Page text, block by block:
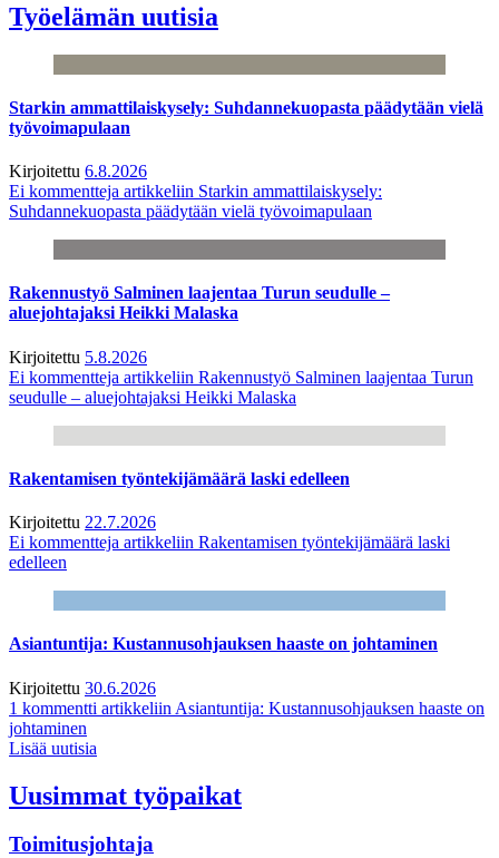
Työelämän uutisia
Starkin ammattilaiskysely: Suhdannekuopasta päädytään vielä
työvoimapulaan
Kirjoitettu 6.8.2026
Ei kommentteja artikkeliin Starkin ammattilaiskysely:
Suhdannekuopasta päädytään vielä työvoimapulaan
Rakennustyö Salminen laajentaa Turun seudulle –
aluejohtajaksi Heikki Malaska
Kirjoitettu 5.8.2026
Ei kommentteja artikkeliin Rakennustyö Salminen laajentaa Turun
seudulle – aluejohtajaksi Heikki Malaska
Rakentamisen työntekijämäärä laski edelleen
Kirjoitettu 22.7.2026
Ei kommentteja artikkeliin Rakentamisen työntekijämäärä laski
edelleen
Asiantuntija: Kustannusohjauksen haaste on johtaminen
Kirjoitettu 30.6.2026
1 kommentti artikkeliin Asiantuntija: Kustannusohjauksen haaste on
johtaminen
Lisää uutisia
Uusimmat työpaikat
Toimitusjohtaja